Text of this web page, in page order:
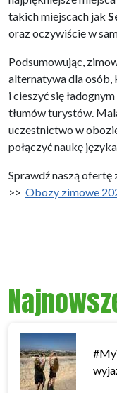
takich miejscach jak
oraz oczywiście w
Podsumowując,
alternatywa dla osób,
i cieszyć się
tłumów turystów.
uczestnictwo w
połączyć naukę
Sprawdź naszą
>> Obozy zimowe